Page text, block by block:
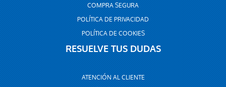
COMPRA SEGURA
POLÍTICA DE PRIVACIDAD
POLÍTICA DE COOKIES
RESUELVE TUS DUDAS
ATENCIÓN AL CLIENTE